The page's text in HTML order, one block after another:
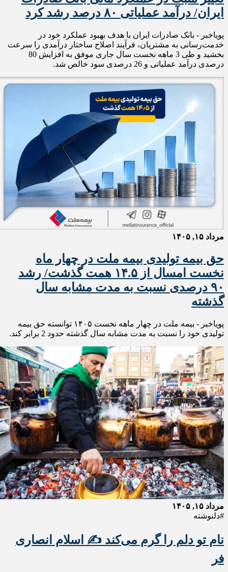
ایران/ درآمد عملیاتی ۸۰ درصد رشد کرد
پویاخبر - ​بانک صادرات ایران با هدف بهبود عملکرد خود در
خدمت‌رسانی به مشتریان، فرآیند اصلاح ساختار درآمدی را سرعت
بخشید و طی 3 ماهه نخست سال جاری موفق به افزایش 80
درصدی درآمد عملیاتی و 26 درصدی سود خالص شد.
مرداد ۱۵, ۱۴۰۵
حق بیمه تولیدی بیمه ملت در چهار ماه
نخست امسال از ۱۴.۵ همت گذشت/ رشد
۹۰ درصدی نسبت به مدت مشابه سال
گذشته
پویاخبر - بیمه ملت در چهار ماهه نخست ۱۴٠۵ توانسته حق بیمه
تولیدی خود را نسبت به مدت مشابه سال گذشته حدود 2 برابر کند.
مرداد ۱۵, ۱۴۰۵
#دلنوشته
نام تو دلم را گرم می‌کند ✍️ اسلام انصاری
فر